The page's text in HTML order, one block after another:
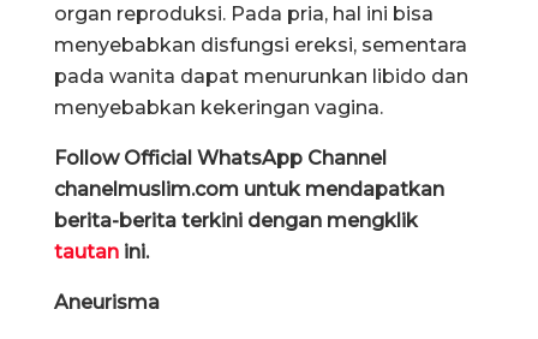
organ reproduksi. Pada pria, hal ini bisa
menyebabkan disfungsi ereksi, sementara
pada wanita dapat menurunkan libido dan
menyebabkan kekeringan vagina.
Follow Official WhatsApp Channel
chanelmuslim.com untuk mendapatkan
berita-berita terkini dengan mengklik
tautan ini.
Aneurisma